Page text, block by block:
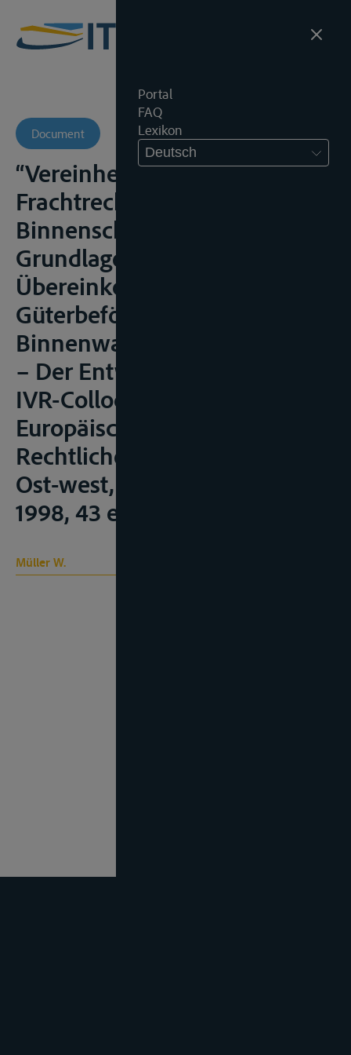
Portal
FAQ
Lexikon
Deutsch
Document
“Vereinheitlichung des
Frachtrechts für die
Binnenschiffahrt auf der
Grundlage des Entwurfs des
Übereinkommens über die
Güterbeförderung auf
Binnenwasserstrassen (CMNI)
– Der Entwurf der CMNI” in
IVR-Colloquium 1997 –
Europäische Binnenschiffahrt:
Rechtliche Harmonisierung in
Ost-west, Rotterdam, IVR,
1998, 43 e.v.;
Müller W.